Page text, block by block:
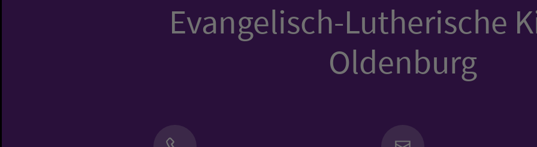
Evangelisch-Lutherische
Oldenburg